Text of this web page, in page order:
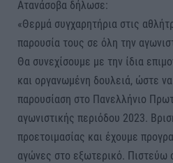
Ατανάσοβα δήλωσε:
«Θερμά συγχαρητήρια στις
παρουσία τους σε όλη την
Θα συνεχίσουμε με την ίδια
και οργανωμένη δουλειά, ώστε
παρουσίαση στο Πανελλήνιο
αγωνιστικής περιόδου 2023.
προετοιμασίας και έχουμε
αγώνες στο εξωτερικό. Πιστεύω